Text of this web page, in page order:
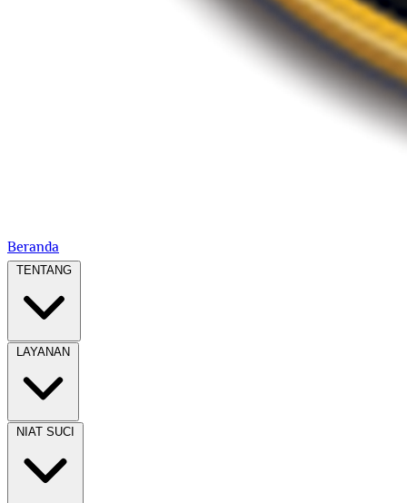
Beranda
TENTANG
LAYANAN
NIAT SUCI